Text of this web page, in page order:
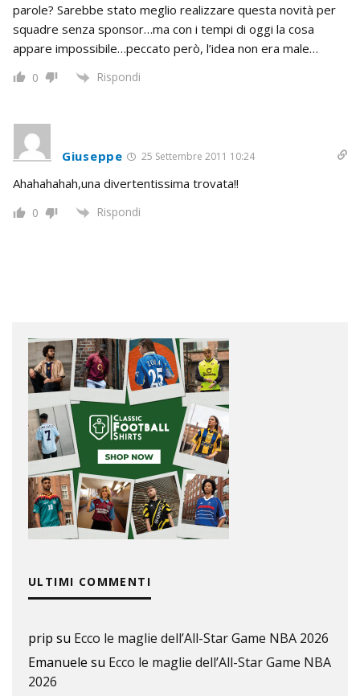
parole? Sarebbe stato meglio realizzare questa novità per
squadre senza sponsor…ma con i tempi di oggi la cosa
appare impossibile…peccato però, l’idea non era male…
0 Rispondi
Giuseppe 25 Settembre 2011 10:24
Ahahahahah,una divertentissima trovata!!
0 Rispondi
ULTIMI COMMENTI
prip su Ecco le maglie dell’All-Star Game NBA 2026
Emanuele su Ecco le maglie dell’All-Star Game NBA
2026